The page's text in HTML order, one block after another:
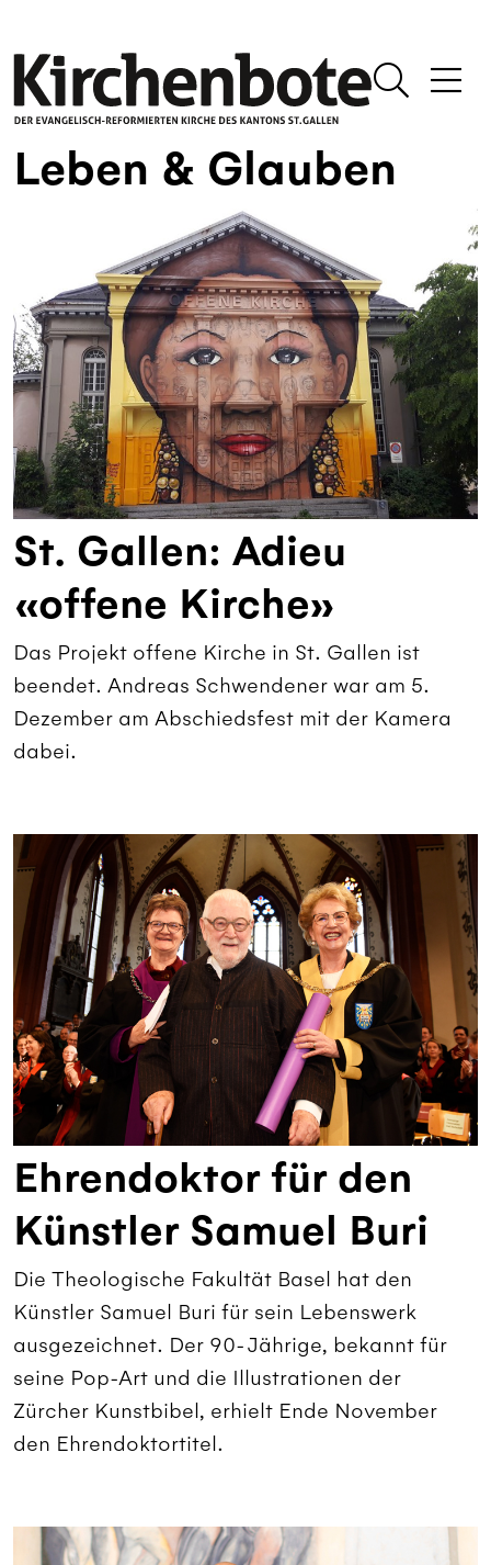
Leben & Glauben
St. Gallen: Adieu
«offene Kirche»
Das Projekt offene Kirche in St. Gallen ist
beendet. Andreas Schwendener war am 5.
Dezember am Abschiedsfest mit der Kamera
dabei.
Ehrendoktor für den
Künstler Samuel Buri
Die Theologische Fakultät Basel hat den
Künstler Samuel Buri für sein Lebenswerk
ausgezeichnet. Der 90-Jährige, bekannt für
seine Pop-Art und die Illustrationen der
Zürcher Kunstbibel, erhielt Ende November
den Ehrendoktortitel.